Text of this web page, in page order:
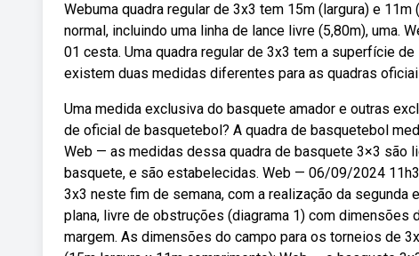
Webuma quadra regular de 3x3 tem 15m (largura) e
normal, incluindo uma linha de lance livre (5,80m), uma.
01 cesta. Uma quadra regular de 3x3 tem a superfície
existem duas medidas diferentes para as quadras
Uma medida exclusiva do basquete amador e outras
de oficial de basquetebol? A quadra de basquetebol
Web — as medidas dessa quadra de basquete 3×3 são
basquete, e são estabelecidas. Web — 06/09/2024
3x3 neste fim de semana, com a realização da segunda
plana, livre de obstruções (diagrama 1) com
margem. As dimensões do campo para os torneios de